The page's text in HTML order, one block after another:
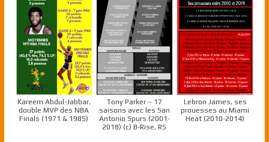
Kareem Abdul-Jabbar,
double MVP des NBA
Finals (1971 & 1985)
Tony Parker – 17
saisons avec les San
Antonio Spurs (2001-
2018) (c) B-Rise, RS
Lebron James, ses
prouesses au Miami
Heat (2010-2014)